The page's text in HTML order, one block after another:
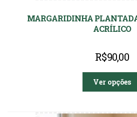
MARGARIDINHA
ACRÍLICO
R$90,00
Ver opções